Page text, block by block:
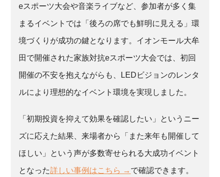
eスポーツ大会や音楽ライブなど、参加者が多く集
まるイベントでは「後ろの席でも鮮明に見える」環
境づくりが成功の鍵となります。イオンモール大牟
田で開催された家族対抗eスポーツ大会では、初回
開催の不安を抱えながらも、LEDビジョンのレンタ
ルにより理想的なイベント環境を実現しました。
「初期投資を抑えて効果を確認したい」というニー
ズに応えた結果、来場者から「また来年も開催して
ほしい」という声が多数寄せられる大成功イベント
となった詳しい事例はこちら → で確認できます。